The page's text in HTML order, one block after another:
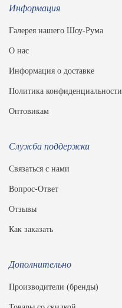
Информация
Галерея нашего Шоу-Рума
О нас
Информация о доставке
Политика конфиденциальности
Оптовикам
Служба поддержки
Связаться с нами
Вопрос-Ответ
Отзывы
Как заказать
Дополнительно
Производители (бренды)